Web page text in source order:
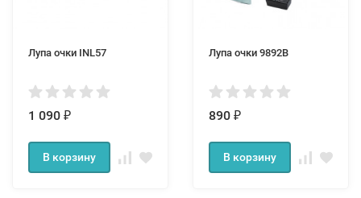
Лупа очки INL57
1 090 ₽
В корзину
Лупа очки 9892B
890 ₽
В корзину